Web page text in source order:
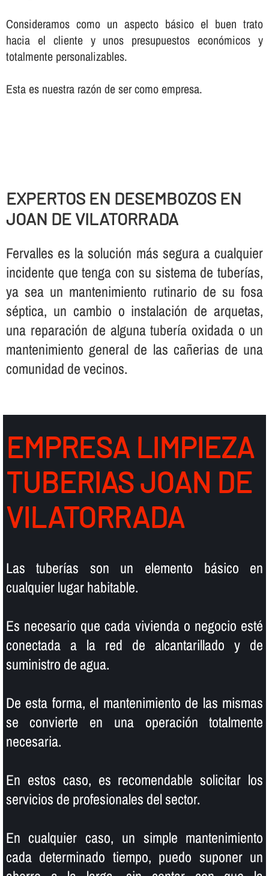
Consideramos como un aspecto básico el buen trato
hacia el cliente y unos presupuestos económicos y
totalmente personalizables.
Esta es nuestra razón de ser como empresa.
EXPERTOS EN DESEMBOZOS EN
JOAN DE VILATORRADA
Fervalles es la solución más segura a cualquier
incidente que tenga con su sistema de tuberí­as,
ya sea un mantenimiento rutinario de su fosa
séptica, un cambio o instalación de arquetas,
una reparación de alguna tuberí­a oxidada o un
mantenimiento general de las cañerias de una
comunidad de vecinos.
EMPRESA LIMPIEZA
TUBERIAS JOAN DE
VILATORRADA
Las tuberí­as son un elemento básico en
cualquier lugar habitable.
Es necesario que cada vivienda o negocio esté
conectada a la red de alcantarillado y de
suministro de agua.
De esta forma, el mantenimiento de las mismas
se convierte en una operación totalmente
necesaria.
En estos caso, es recomendable solicitar los
servicios de profesionales del sector.
En cualquier caso, un simple mantenimiento
cada determinado tiempo, puedo suponer un